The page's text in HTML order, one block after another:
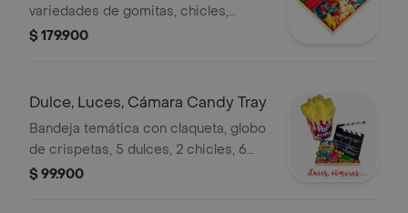
variedades de gomitas, chicles,
cables y cintas. La presentación o
$ 179.900
Dulce, Luces, Cámara Candy Tray
Bandeja temática con claqueta, globo
de crispetas, 5 dulces, 2 chicles, 6
chocolates surtidos, 3 Ferrero y 6
$ 99.900